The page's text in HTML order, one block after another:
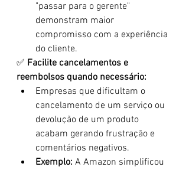
"passar para o gerente"
demonstram maior
compromisso com a experiência
do cliente.
✅ Facilite cancelamentos e
reembolsos quando necessário:
Empresas que dificultam o
cancelamento de um serviço ou
devolução de um produto
acabam gerando frustração e
comentários negativos.
Exemplo: A Amazon simplificou